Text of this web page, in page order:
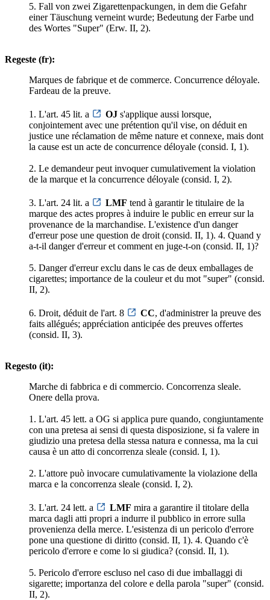
5. Fall von zwei Zigarettenpackungen, in dem die Gefahr
einer Täuschung verneint wurde; Bedeutung der Farbe und
des Wortes "Super" (Erw. II, 2).
Regeste (fr):
Marques de fabrique et de commerce. Concurrence déloyale.
Fardeau de la preuve.
1. L'art. 45 lit. a OJ s'applique aussi lorsque,
conjointement avec une prétention qu'il vise, on déduit en
justice une réclamation de même nature et connexe, mais dont
la cause est un acte de concurrence déloyale (consid. I, 1).
2. Le demandeur peut invoquer cumulativement la violation
de la marque et la concurrence déloyale (consid. I, 2).
3. L'art. 24 lit. a LMF tend à garantir le titulaire de la
marque des actes propres à induire le public en erreur sur la
provenance de la marchandise. L'existence d'un danger
d'erreur pose une question de droit (consid. II, 1). 4. Quand y
a-t-il danger d'erreur et comment en juge-t-on (consid. II, 1)?
5. Danger d'erreur exclu dans le cas de deux emballages de
cigarettes; importance de la couleur et du mot "super" (consid.
II, 2).
6. Droit, déduit de l'art. 8 CC, d'administrer la preuve des
faits allégués; appréciation anticipée des preuves offertes
(consid. II, 3).
Regesto (it):
Marche di fabbrica e di commercio. Concorrenza sleale.
Onere della prova.
1. L'art. 45 lett. a OG si applica pure quando, congiuntamente
con una pretesa ai sensi di questa disposizione, si fa valere in
giudizio una pretesa della stessa natura e connessa, ma la cui
causa è un atto di concorrenza sleale (consid. I, 1).
2. L'attore può invocare cumulativamente la violazione della
marca e la concorrenza sleale (consid. I, 2).
3. L'art. 24 lett. a LMF mira a garantire il titolare della
marca dagli atti propri a indurre il pubblico in errore sulla
provenienza della merce. L'esistenza di un pericolo d'errore
pone una questione di diritto (consid. II, 1). 4. Quando c'è
pericolo d'errore e come lo si giudica? (consid. II, 1).
5. Pericolo d'errore escluso nel caso di due imballaggi di
sigarette; importanza del colore e della parola "super" (consid.
II, 2).